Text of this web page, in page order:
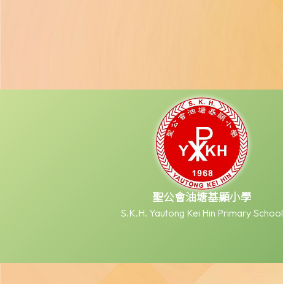
聖公會油塘基顯小學
S.K.H. Yautong Kei Hin Primary School